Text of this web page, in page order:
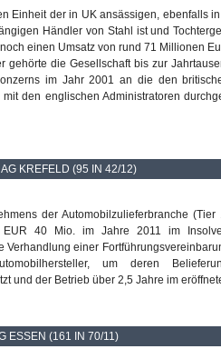
Einheit der in UK ansässigen, ebenfalls
Händler von Stahl ist und
einen Umsatz von rund 71 Millionen
gehörte die Gesellschaft bis zur
im Jahr 2001 an die den
den englischen Administratoren
KREFELD (95 IN 42/12)
der Automobilzulieferbranche
40 Mio. im Jahre 2011 im
Verhandlung einer
um deren
und der Betrieb über 2,5 Jahre im
ESSEN (161 IN 70/11)